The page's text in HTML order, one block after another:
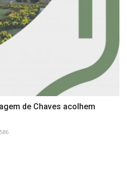
de Chaves acolhem